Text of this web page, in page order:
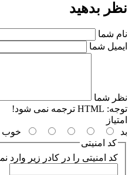
بدهید
شما
شما
شما
HTML ترجمه نمی شود!
خوب
کد امنیتی
کد امنیتی را در کادر زیر وارد نمایید